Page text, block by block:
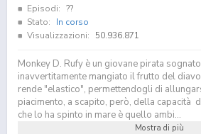
Episodi: ??
Stato:
In corso
Visualizzazioni:
50.936.871
Monkey D. Rufy è un giovane pirata
inavvertitamente mangiato il frutto del
rende "elastico", permettendogli di
piacimento, a scapito, però, della capacità
che lo ha spinto in mare è quello ambi...
Mostra di più